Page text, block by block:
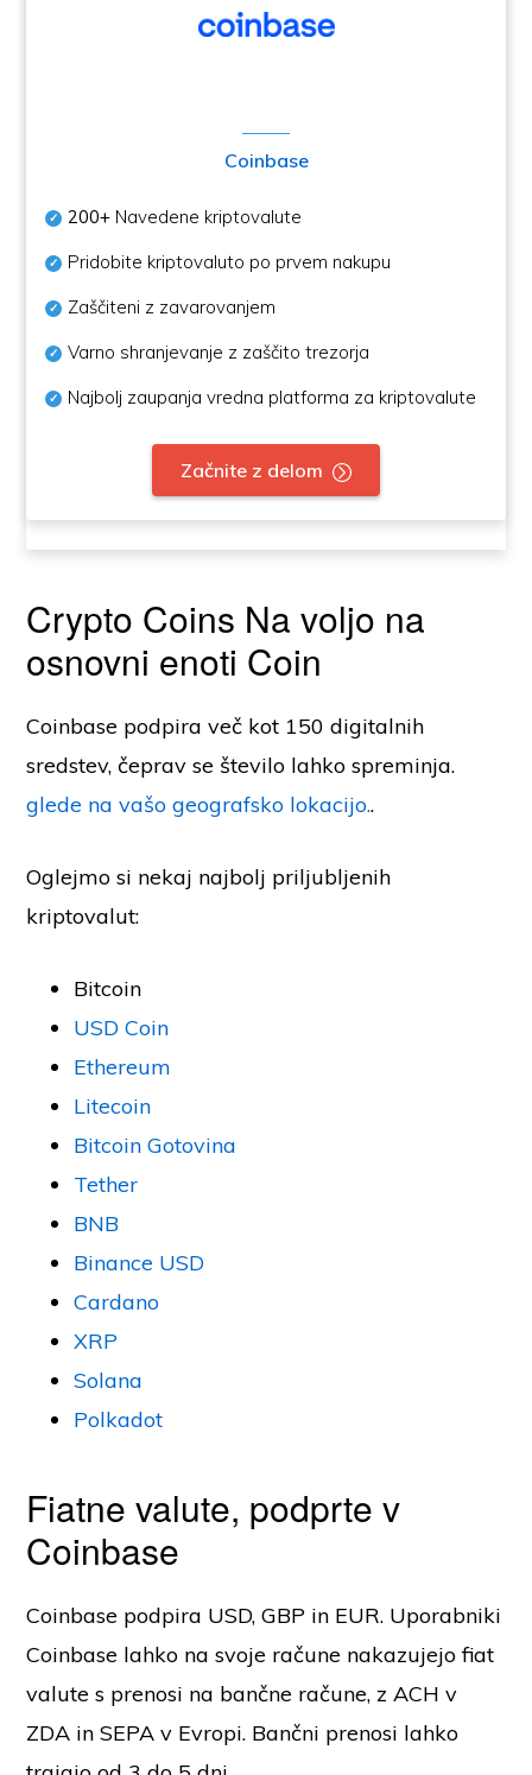
Coinbase
200+ Navedene kriptovalute
Pridobite kriptovaluto po prvem nakupu
Zaščiteni z zavarovanjem
Varno shranjevanje z zaščito trezorja
Najbolj zaupanja vredna platforma za kriptovalute
Začnite z delom
Crypto Coins Na voljo na
osnovni enoti Coin
Coinbase podpira več kot 150 digitalnih
sredstev, čeprav se število lahko spreminja.
glede na vašo geografsko lokacijo..
Oglejmo si nekaj najbolj priljubljenih
kriptovalut:
Bitcoin
USD Coin
Ethereum
Litecoin
Bitcoin Gotovina
Tether
BNB
Binance USD
Cardano
XRP
Solana
Polkadot
Fiatne valute, podprte v
Coinbase
Coinbase podpira USD, GBP in EUR. Uporabniki
Coinbase lahko na svoje račune nakazujejo fiat
valute s prenosi na bančne račune, z ACH v
ZDA in SEPA v Evropi. Bančni prenosi lahko